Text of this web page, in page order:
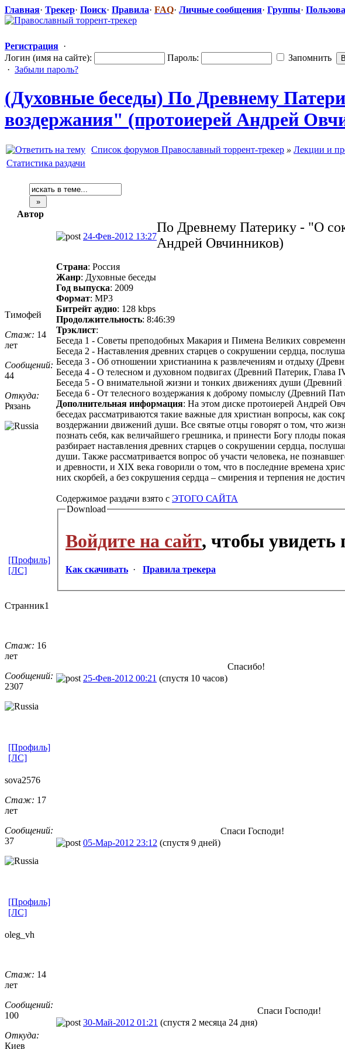
Главная· Трекер· Поиск· Правила· FAQ· Личные сообщения· Группы·
Регистрация ·
Логин (имя на сайте):
Пароль:
Запомнить
· Забыли пароль?
(Духовные беседы) По Древнему
воздержания" (протоиерей Андрей
Список форумов Православный торрент-трекер » Лекции и
Статистика раздачи
Автор
Тимофей
Стаж: 14
лет
Сообщений:
44
Откуда:
Рязань
24-Фев-2012 13:27
По Древнему Патерику - "О
Андрей Овчинников)
Страна: Россия
Жанр: Духовные беседы
Год выпуска: 2009
Формат: MP3
Битрейт аудио: 128 kbps
Продолжительность: 8:46:39
Трэклист:
Беседа 1 - Советы преподобных Макария и Пимена Великих
Беседа 2 - Наставления древних старцев о сокрушении сердца,
Беседа 3 - Об отношении христианина к развлечениям и отдыху
Беседа 4 - О телесном и духовном подвигах (Древний Патерик, Глава
Беседа 5 - О внимательной жизни и тонких движениях души (Древний
Беседа 6 - От телесного воздержания к доброму помыслу (Древний
Дополнительная информация: На этом диске протоиерей Андрей
беседах рассматриваются такие важные для христиан вопросы, как
воздержании движений души. Все святые отцы говорят о том, что
познать себя, как величайшего грешника, и принести Богу плоды
разбирает наставления древних старцев о сокрушении сердца,
души. Также рассматривается вопрос об участи человека, не
и древности, и XIX века говорили о том, что в последние времена
них скорбей, а без сокрушения сердца – смирения и терпения не
Содержимое раздачи взято с ЭТОГО САЙТА
Download
Войдите на сайт, чтобы
Как скачивать · Правила трекера
[Профиль]
[ЛС]
Странник1
Стаж: 16
лет
Сообщений:
2307
25-Фев-2012 00:21 (спустя 10 часов)
Спасибо!
[Профиль]
[ЛС]
sova2576
Стаж: 17
лет
Сообщений:
37
05-Мар-2012 23:12 (спустя 9 дней)
Спаси Господи!
[Профиль]
[ЛС]
oleg_vh
Стаж: 14
лет
Сообщений:
100
Откуда:
Киев
30-Май-2012 01:21 (спустя 2 месяца 24 дня)
Спаси Господи!